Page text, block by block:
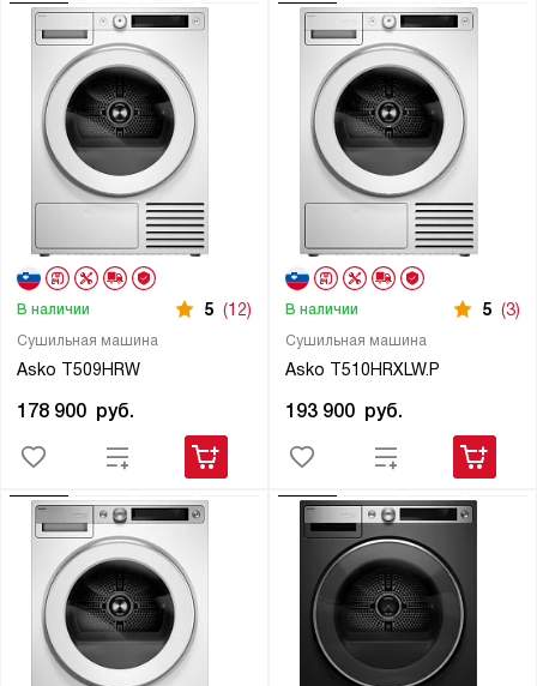
Сушильная машина
Asko T509HRW
В наличии 5 (12)
178 900 руб.
Сушильная машина
Asko T510HRXLW.P
В наличии 5 (3)
193 900 руб.